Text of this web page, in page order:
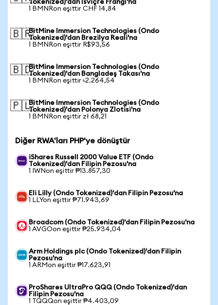
Tokenized)'dan İsviçre Frangı'na
1 BMNRon eşittir CHF 14,84
🇧🇷BitMine Immersion Technologies (Ondo
Tokenized)'dan Brezilya Reali'na
1 BMNRon eşittir R$93,56
🇧🇩BitMine Immersion Technologies (Ondo
Tokenized)'dan Bangladeş Takası'na
1 BMNRon eşittir ৳2.264,54
🇵🇱BitMine Immersion Technologies (Ondo
Tokenized)'dan Polonya Zlotisi'na
1 BMNRon eşittir zł 68,21
Diğer RWA'ları PHP'ye dönüştür
iShares Russell 2000 Value ETF (Ondo
Tokenized)'dan Filipin Pezosu'na
1 IWNon eşittir ₱13.857,30
Eli Lilly (Ondo Tokenized)'dan Filipin Pezosu'na
1 LLYon eşittir ₱71.943,69
Broadcom (Ondo Tokenized)'dan Filipin Pezosu'na
1 AVGOon eşittir ₱25.934,04
Arm Holdings plc (Ondo Tokenized)'dan Filipin
Pezosu'na
1 ARMon eşittir ₱17.623,91
ProShares UltraPro QQQ (Ondo Tokenized)'dan
Filipin Pezosu'na
1 TQQQon eşittir ₱4.403,09